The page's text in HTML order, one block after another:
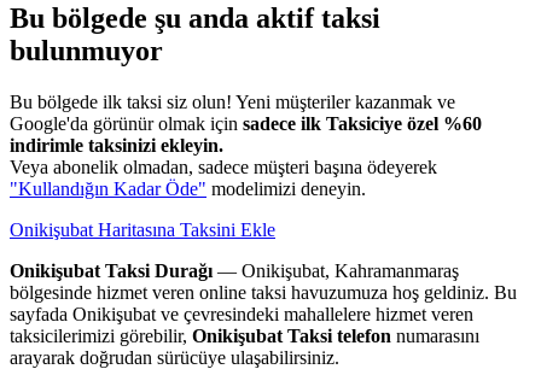
Bu bölgede şu anda aktif taksi
bulunmuyor
Bu bölgede ilk taksi siz olun! Yeni müşteriler kazanmak ve
Google'da görünür olmak için sadece ilk Taksiciye özel %60
indirimle taksinizi ekleyin.
Veya abonelik olmadan, sadece müşteri başına ödeyerek
"Kullandığın Kadar Öde" modelimizi deneyin.
Onikişubat Haritasına Taksini Ekle
Onikişubat Taksi Durağı — Onikişubat, Kahramanmaraş
bölgesinde hizmet veren online taksi havuzumuza hoş geldiniz. Bu
sayfada Onikişubat ve çevresindeki mahallelere hizmet veren
taksicilerimizi görebilir, Onikişubat Taksi telefon numarasını
arayarak doğrudan sürücüye ulaşabilirsiniz.